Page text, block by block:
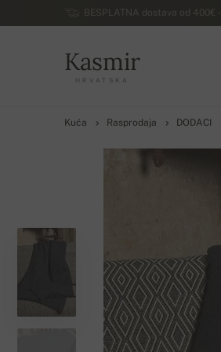
BESPLATNA dostava od 400€
Kasmir
HRVATSKA
Kuća Rasprodaja DODACI